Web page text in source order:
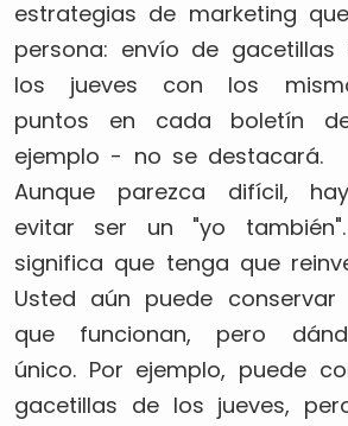
estrategias de marketing
persona: envío de gacetillas
los jueves con los
puntos en cada boletín
ejemplo - no se destacará.
Aunque parezca difícil,
evitar ser un "yo
significa que tenga que
Usted aún puede
que funcionan, pero
único. Por ejemplo, puede
gacetillas de los jueves,